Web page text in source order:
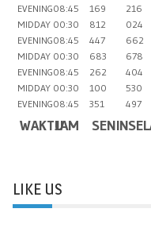
EVENING08:45 169 216
MIDDAY 00:30 812 024
EVENING08:45 447 662
MIDDAY 00:30 683 678
EVENING08:45 262 404
MIDDAY 00:30 100 530
EVENING08:45 351 497
WAKTUJAM SENIN
LIKE US